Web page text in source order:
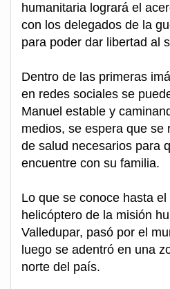
humanitaria logrará el
con los delegados de la
para poder dar libertad al
Dentro de las primeras
en redes sociales se
Manuel estable y
medios, se espera que se
de salud necesarios para
encuentre con su familia.
Lo que se conoce hasta
helicóptero de la misión
Valledupar, pasó por el
luego se adentró en una
norte del país.